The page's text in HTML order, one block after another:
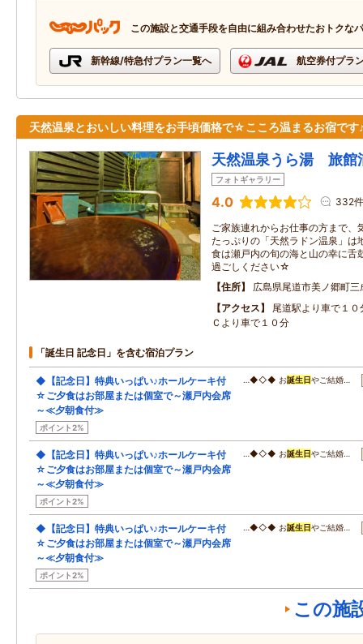
この施設と交通手段を自由に組み合わせたおトクな
新幹線/特急付プラン一覧へ 航空券付プラ
天然温泉とおいしい料理をお手頃価格で☆こころ温まるお宿です
天然温泉うら湯 旅館
フォトギャラリー
4.0 332件
ご家族連れからお仕事の方まで、
たっぷりの「天然ラドン温泉」は
食は瀬戸内の旬の海と山の幸に舌
過ごしください☆
住所
広島県尾道市美ノ郷町
アクセス
尾道駅より車で１
Ｃより車で１０分
「誕生日 記念日」を含む宿泊プラン
◆【記念日】特典いっぱい♪ホールケーキ付
☆ご夕食はお部屋または個室で～瀬戸内会席
～≪夕朝食付≫
ポイント2%
…◆◇◆ お誕生日やご結婚…
◆【記念日】特典いっぱい♪ホールケーキ付
☆ご夕食はお部屋または個室で～瀬戸内会席
～≪夕朝食付≫
ポイント2%
…◆◇◆ お誕生日やご結婚…
◆【記念日】特典いっぱい♪ホールケーキ付
☆ご夕食はお部屋または個室で～瀬戸内会席
～≪夕朝食付≫
ポイント2%
…◆◇◆ お誕生日やご結婚…
この施